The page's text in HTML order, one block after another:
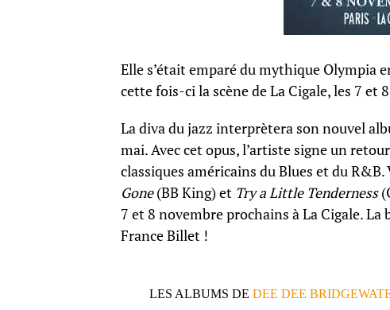
Elle s’était emparé du mythique Olympia
cette fois-ci la scène de La Cigale, les 7 et
La diva du jazz interprètera son nouvel
mai. Avec cet opus, l’artiste signe un
classiques américains du Blues et du
Gone(BB King) et Try a Little Tenderness
7 et 8 novembre prochains à La Cigale.
France Billet !
LES ALBUMS DE DEE DEE